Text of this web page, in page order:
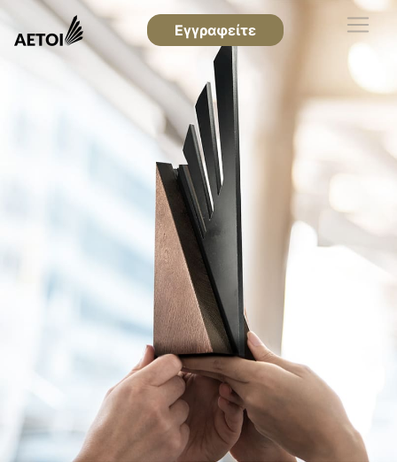
Εγγραφείτε